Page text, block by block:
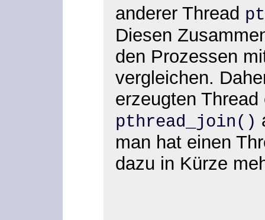
anderer Thread
Diesen
den Prozessen
vergleichen.
erzeugten Thread
pthread_join()
man hat einen
dazu in Kürze